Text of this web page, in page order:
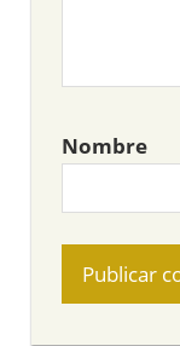
Nombre